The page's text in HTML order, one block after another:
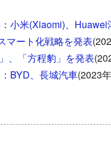
小米(Xiaomi)、Huawei
マート化戦略を発表
、「方程豹」を発表
BYD、長城汽車(2023